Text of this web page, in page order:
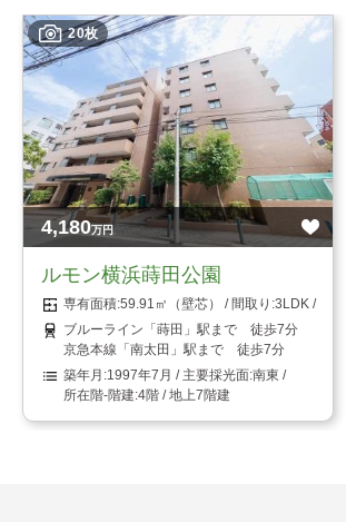
20枚
4,180万円
ルモン横浜蒔田公園
59.91㎡（壁芯）
3LDK
ブルーライン「蒔田」駅まで 徒歩7分
京急本線「南太田」駅まで 徒歩7分
1997年7月
南東
4階 / 地上7階建